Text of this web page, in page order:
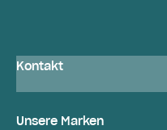
Kontakt
Unsere Marken